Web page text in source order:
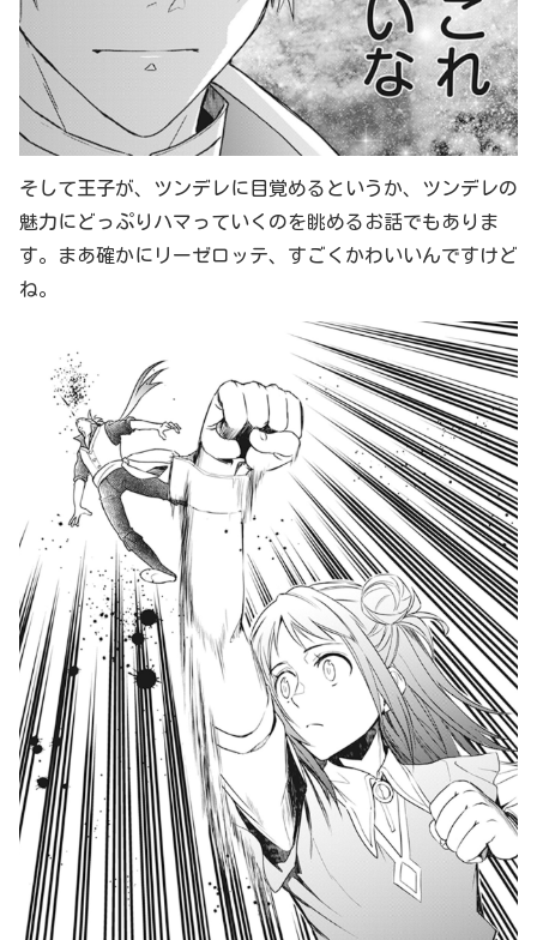
そして王子が、ツンデレに目覚めるというか、ツンデレの
魅力にどっぷりハマっていくのを眺めるお話でもありま
す。まあ確かにリーゼロッテ、すごくかわいいんですけど
ね。